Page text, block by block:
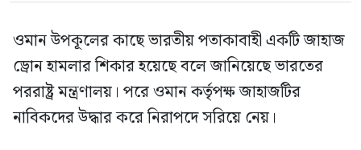
ওমান উপকূলের কাছে ভারতীয় পতাকাবাহী একটি জাহাজ
ড্রোন হামলার শিকার হয়েছে বলে জানিয়েছে ভারতের
পররাষ্ট্র মন্ত্রণালয়। পরে ওমান কর্তৃপক্ষ জাহাজটির
নাবিকদের উদ্ধার করে নিরাপদে সরিয়ে নেয়।